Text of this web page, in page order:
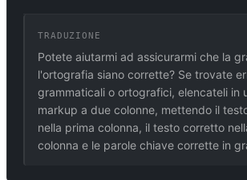
TRADUZIONE
Potete aiutarmi ad assicurarmi che la
l'ortografia siano corrette? Se trovate
grammaticali o ortografici, elencateli in
markup a due colonne, mettendo il
nella prima colonna, il testo corretto
colonna e le parole chiave corrette in